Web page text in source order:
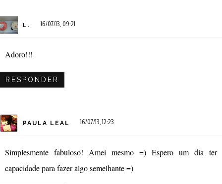
L. 16/07/13, 09:21
Adoro!!!
RESPONDER
PAULA LEAL 16/07/13, 12:23
Simplesmente fabuloso! Amei mesmo =) Espero um dia ter
capacidade para fazer algo semelhante =)